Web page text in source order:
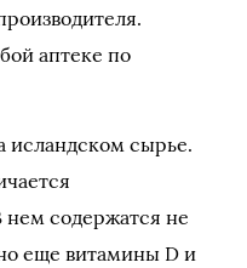
аптеке по
исландском сырье.
содержатся не
еще витамины D и